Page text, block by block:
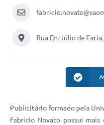
Rua Dr. Júlio de
Publicitário formado pela
Fabricio Novato possui